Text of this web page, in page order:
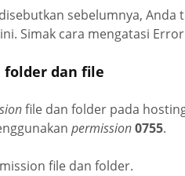
sebelumnya,
Simak cara mengatasi
folder dan file
file dan folder pada
permission0755.
file dan folder.